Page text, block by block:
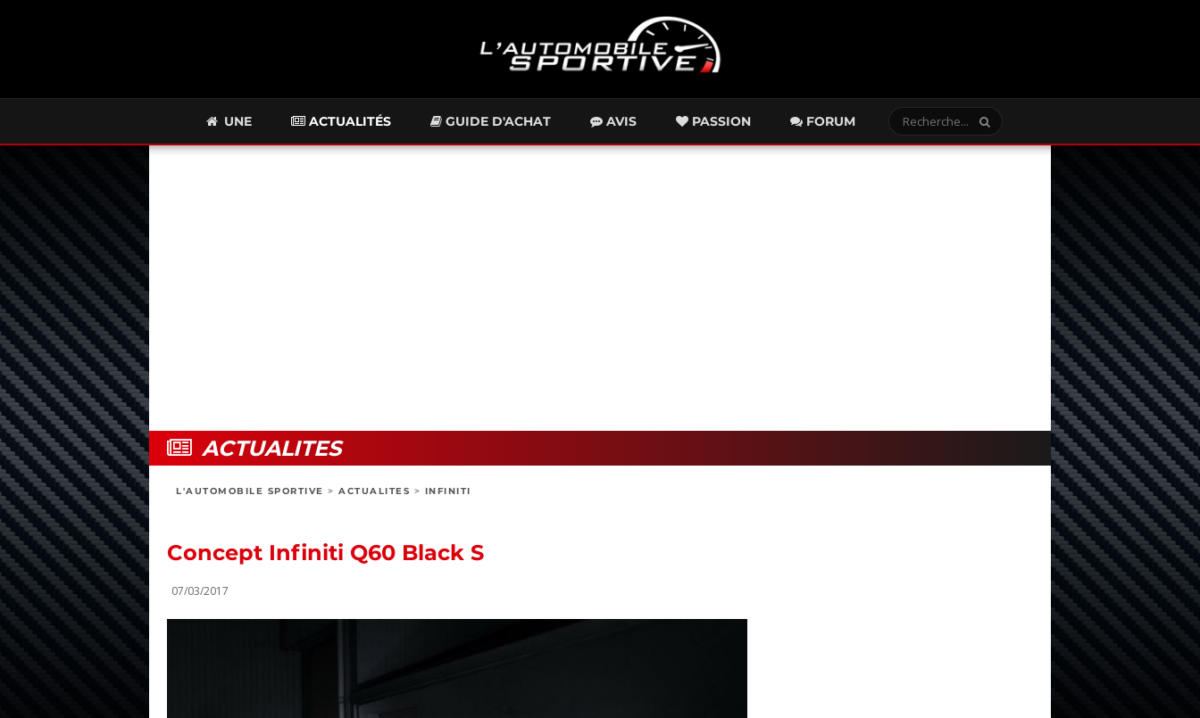
UNE ACTUALITÉS GUIDE D'ACHAT AVIS PASSION FORUM
ACTUALITES
L'AUTOMOBILE SPORTIVE > ACTUALITES > INFINITI
Concept Infiniti Q60 Black S
07/03/2017